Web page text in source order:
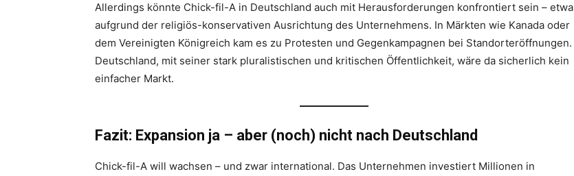
Allerdings könnte Chick-fil-A in Deutschland auch mit Herausforderungen konfrontiert sein – etwa
aufgrund der religiös-konservativen Ausrichtung des Unternehmens. In Märkten wie Kanada oder
dem Vereinigten Königreich kam es zu Protesten und Gegenkampagnen bei Standorteröffnungen.
Deutschland, mit seiner stark pluralistischen und kritischen Öffentlichkeit, wäre da sicherlich kein
einfacher Markt.
Fazit: Expansion ja – aber (noch) nicht nach Deutschland
Chick-fil-A will wachsen – und zwar international. Das Unternehmen investiert Millionen in